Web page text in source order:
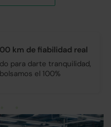
km defiabilidad real
para darte tranquilidad,
el 100%